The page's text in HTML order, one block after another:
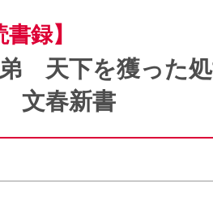
書録】
弟 天下を獲っ
春新書